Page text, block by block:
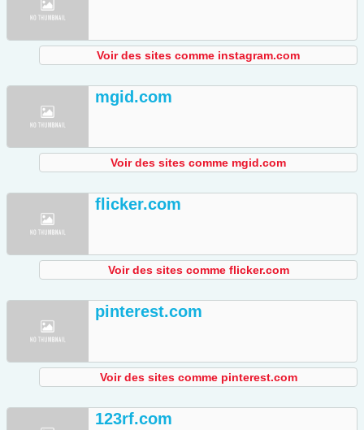
Voir des sites comme instagram.com
mgid.com
Voir des sites comme mgid.com
flicker.com
Voir des sites comme flicker.com
pinterest.com
Voir des sites comme pinterest.com
123rf.com